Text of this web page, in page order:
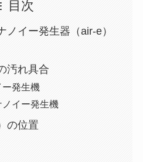
目次
ノイー発生器（air-e）
汚れ具合
発生機
イー発生機
の位置